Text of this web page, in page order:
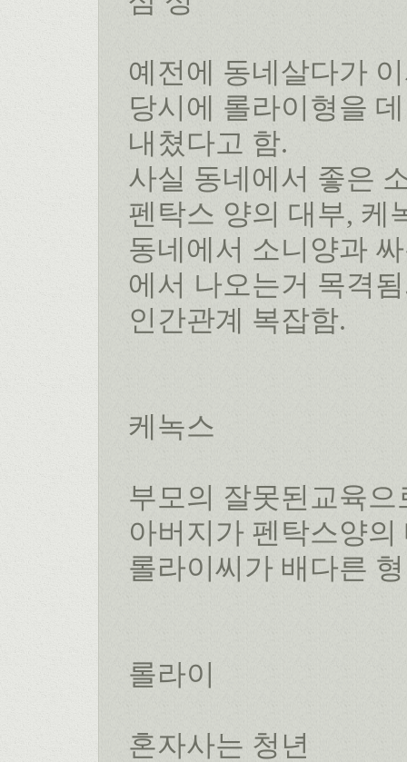
예전에 동네살다가
당시에 롤라이형을
내쳤다고 함.
사실 동네에서 좋은
펜탁스 양의 대부, 케
동네에서 소니양과
에서 나오는거 목격
인간관계 복잡함.
케녹스
부모의 잘못된교육
아버지가 펜탁스양의
롤라이씨가 배다른
롤라이
혼자사는 청년